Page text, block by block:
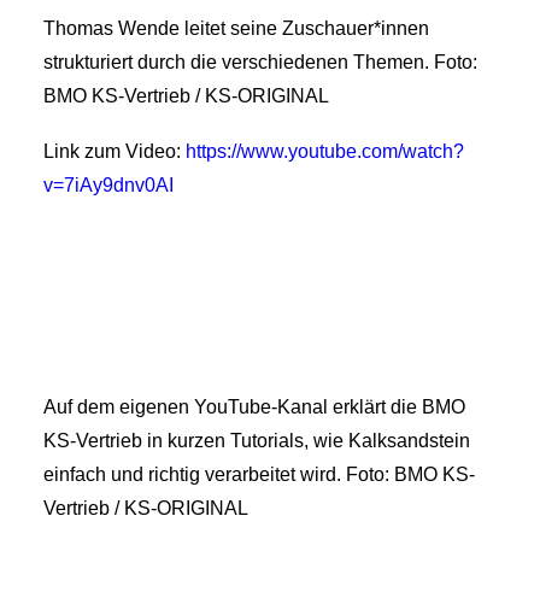
Thomas Wende leitet seine Zuschauer*innen
strukturiert durch die verschiedenen Themen. Foto:
BMO KS-Vertrieb / KS-ORIGINAL
Link zum Video: https://www.youtube.com/watch?
v=7iAy9dnv0AI
Auf dem eigenen YouTube-Kanal erklärt die BMO
KS-Vertrieb in kurzen Tutorials, wie Kalksandstein
einfach und richtig verarbeitet wird. Foto: BMO KS-
Vertrieb / KS-ORIGINAL